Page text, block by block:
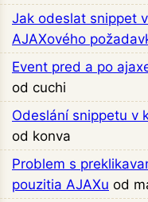
Jak odeslat snippet
AJAXového
Event pred a po
od cuchi
Odeslání snippetu v
od konva
Problem s
pouzitia AJAXu od